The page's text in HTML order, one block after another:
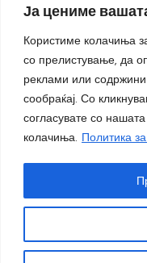
Ја цениме
Користиме колачиња
со прелистување, да
реклами или
сообраќај. Со
согласувате со
колачиња. Политика
©